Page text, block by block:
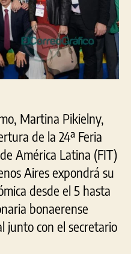
la
Martina Pikielny,
de la 24ª Feria
América Latina (FIT)
Aires expondrá su
desde el 5 hasta
bonaerense
junto con el secretario